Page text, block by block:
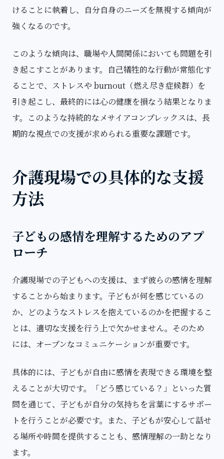
けることに執着し、自分自身のニーズを無視する傾向が
強くなるのです。
このような傾向は、職場や人間関係においても問題を引
き起こすことがあります。自己犠牲的な行動が常態化す
ることで、ストレスや burnout（燃え尽き症候群）を
引き起こし、最終的には心の健康を損なう結果となりま
す。このような持続的なメサイアコンプレックスは、長
期的な視点での支援が求められる重要な課題です。
介護現場での具体的な支援
方法
子どもの感情を理解するためのアプ
ローチ
介護現場での子どもへの支援は、まず彼らの感情を理解
することから始まります。子どもが何を感じているの
か、どのようなストレスを抱えているのかを把握するこ
とは、適切な支援を行う上で欠かせません。そのため
には、オープンなコミュニケーションが重要です。
具体的には、子どもが自由に感情を表現できる環境を整
えることが大切です。「どう感じている？」といった質
問を通じて、子どもが自分の気持ちを言葉にするサポー
トを行うことが必要です。また、子どもが安心して話せ
る場所や時間を提供することも、感情理解の一助となり
ます。